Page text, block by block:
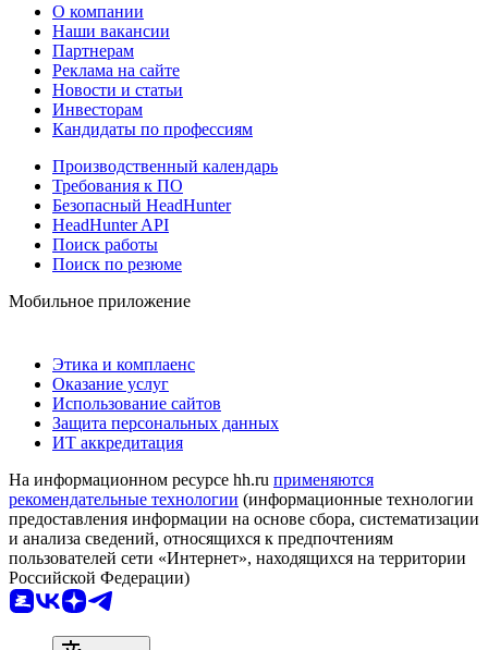
О компании
Наши вакансии
Партнерам
Реклама на сайте
Новости и статьи
Инвесторам
Кандидаты по профессиям
Производственный календарь
Требования к ПО
Безопасный HeadHunter
HeadHunter API
Поиск работы
Поиск по резюме
Мобильное приложение
Этика и комплаенс
Оказание услуг
Использование сайтов
Защита персональных данных
ИТ аккредитация
На информационном ресурсе hh.ru применяются
рекомендательные технологии (информационные технологии
предоставления информации на основе сбора, систематизации
и анализа сведений, относящихся к предпочтениям
пользователей сети «Интернет», находящихся на территории
Российской Федерации)